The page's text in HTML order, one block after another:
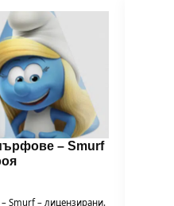
– Smurf
Smurf – лицензирани.